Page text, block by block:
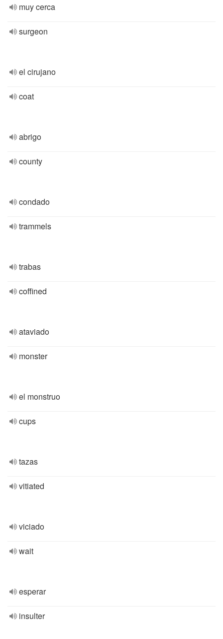
muy cerca
surgeon
el cirujano
coat
abrigo
county
condado
trammels
trabas
coffined
ataviado
monster
el monstruo
cups
tazas
vitiated
viciado
wait
esperar
insulter